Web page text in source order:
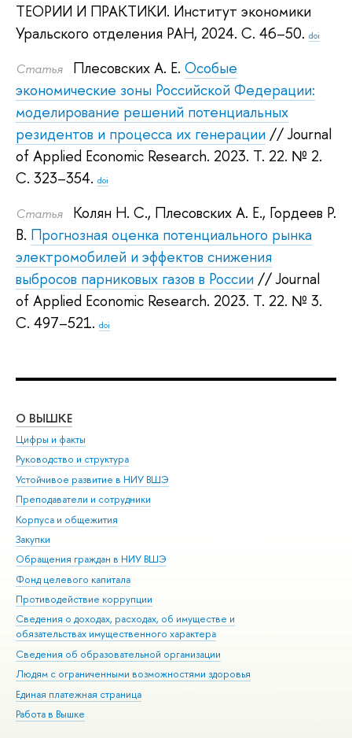
ТЕОРИИ И ПРАКТИКИ. Институт экономики
Уральского отделения РАН, 2024. С. 46–50. doi
Статья Плесовских А. Е. Особые
экономические зоны Российской Федерации:
моделирование решений потенциальных
резидентов и процесса их генерации // Journal
of Applied Economic Research. 2023. Т. 22. № 2.
С. 323–354. doi
Статья Колян Н. С., Плесовских А. Е., Гордеев Р.
В. Прогнозная оценка потенциального рынка
электромобилей и эффектов снижения
выбросов парниковых газов в России // Journal
of Applied Economic Research. 2023. Т. 22. № 3.
С. 497–521. doi
О ВЫШКЕ
Цифры и факты
Руководство и структура
Устойчивое развитие в НИУ ВШЭ
Преподаватели и сотрудники
Корпуса и общежития
Закупки
Обращения граждан в НИУ ВШЭ
Фонд целевого капитала
Противодействие коррупции
Сведения о доходах, расходах, об имуществе и
обязательствах имущественного характера
Сведения об образовательной организации
Людям с ограниченными возможностями здоровья
Единая платежная страница
Работа в Вышке